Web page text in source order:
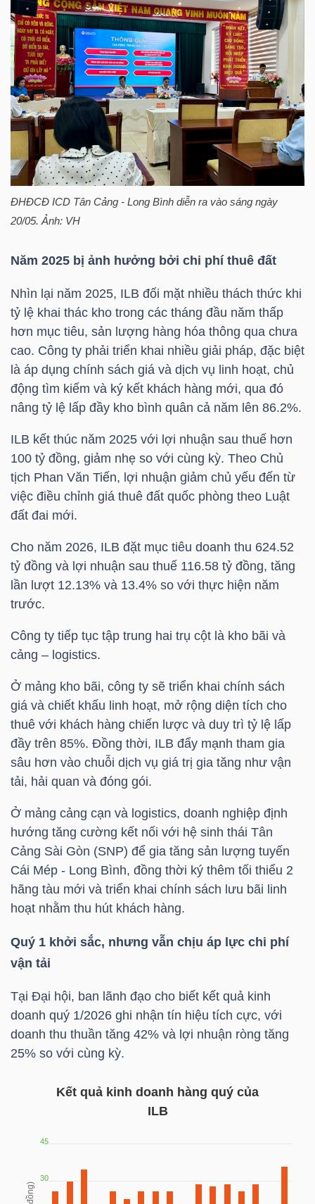
ĐHĐCĐ ICD Tân Cảng - Long Bình diễn ra vào sáng ngày
20/05. Ảnh: VH
Năm 2025 bị ảnh hưởng bởi chi phí thuê đất
Nhìn lại năm 2025, ILB đối mặt nhiều thách thức khi
tỷ lệ khai thác kho trong các tháng đầu năm thấp
hơn mục tiêu, sản lượng hàng hóa thông qua chưa
cao. Công ty phải triển khai nhiều giải pháp, đặc biệt
là áp dụng chính sách giá và dịch vụ linh hoạt, chủ
động tìm kiếm và ký kết khách hàng mới, qua đó
nâng tỷ lệ lấp đầy kho bình quân cả năm lên 86.2%.
ILB kết thúc năm 2025 với lợi nhuận sau thuế hơn
100 tỷ đồng, giảm nhẹ so với cùng kỳ. Theo Chủ
tịch Phan Văn Tiến, lợi nhuận giảm chủ yếu đến từ
việc điều chỉnh giá thuê đất quốc phòng theo Luật
đất đai mới.
Cho năm 2026, ILB đặt mục tiêu doanh thu 624.52
tỷ đồng và lợi nhuận sau thuế 116.58 tỷ đồng, tăng
lần lượt 12.13% và 13.4% so với thực hiện năm
trước.
Công ty tiếp tục tập trung hai trụ cột là kho bãi và
cảng – logistics.
Ở mảng kho bãi, công ty sẽ triển khai chính sách
giá và chiết khấu linh hoạt, mở rộng diện tích cho
thuê với khách hàng chiến lược và duy trì tỷ lệ lấp
đầy trên 85%. Đồng thời, ILB đẩy mạnh tham gia
sâu hơn vào chuỗi dịch vụ giá trị gia tăng như vận
tải, hải quan và đóng gói.
Ở mảng cảng cạn và logistics, doanh nghiệp định
hướng tăng cường kết nối với hệ sinh thái Tân
Cảng Sài Gòn (SNP) để gia tăng sản lượng tuyến
Cái Mép - Long Bình, đồng thời ký thêm tối thiểu 2
hãng tàu mới và triển khai chính sách lưu bãi linh
hoạt nhằm thu hút khách hàng.
Quý 1 khởi sắc, nhưng vẫn chịu áp lực chi phí
vận tải
Tại Đại hội, ban lãnh đạo cho biết kết quả kinh
doanh quý 1/2026 ghi nhận tín hiệu tích cực, với
doanh thu thuần tăng 42% và lợi nhuận ròng tăng
25% so với cùng kỳ.
Kết quả kinh doanh hàng quý của
ILB
TÀI
CHÍNH
HÀNG
HÓA
KINH
TẾ
THẾ
GIỚI
ĐÔNG
DƯƠNG
TÀI
CHÍNH
CÁ
NHÂN
PHÂN
TÍCH
VĨ
MÔ
NGÀNH
DOANH
NGHIỆP
CỔ
PHIẾU
PHÁI
SINH
CÔNG